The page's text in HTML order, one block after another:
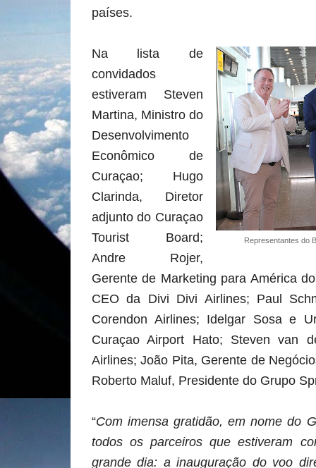
países.
Representantes do
Na lista de
convidados
estiveram Steven
Martina, Ministro do
Desenvolvimento
Econômico de
Curaçao; Hugo
Clarinda, Diretor
adjunto do Curaçao
Tourist Board;
Andre Rojer,
Gerente de Marketing para América
CEO da Divi Divi Airlines; Paul
Corendon Airlines; Idelgar Sosa e
Curaçao Airport Hato; Steven van
Airlines;João Pita, Gerente de
Roberto Maluf, Presidente do Grupo
“Com imensa gratidão, em nome do
todos os parceiros que estiveram
grande dia: a inauguração do voo